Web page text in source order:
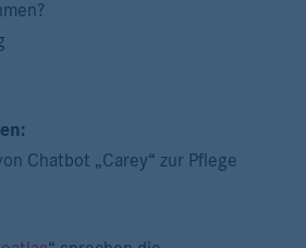
Chatbot „Carey“ zur Pflege